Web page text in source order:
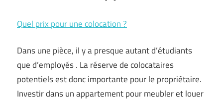
Quel prix pour une colocation ?
Dans une pièce, il y a presque autant d’étudiants
que d’employés . La réserve de colocataires
potentiels est donc importante pour le propriétaire.
Investir dans un appartement pour meubler et louer